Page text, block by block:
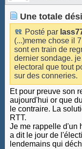
Une totale
Posté par
(...)meme chose il
sont en train de
dernier sondage.
electoral que tout
sur des conneries.
Et pour preuve son
aujourd'hui or que
le contraire. La
RTT.
Je me rappelle d'un
a dit le jour de
lendemains qui